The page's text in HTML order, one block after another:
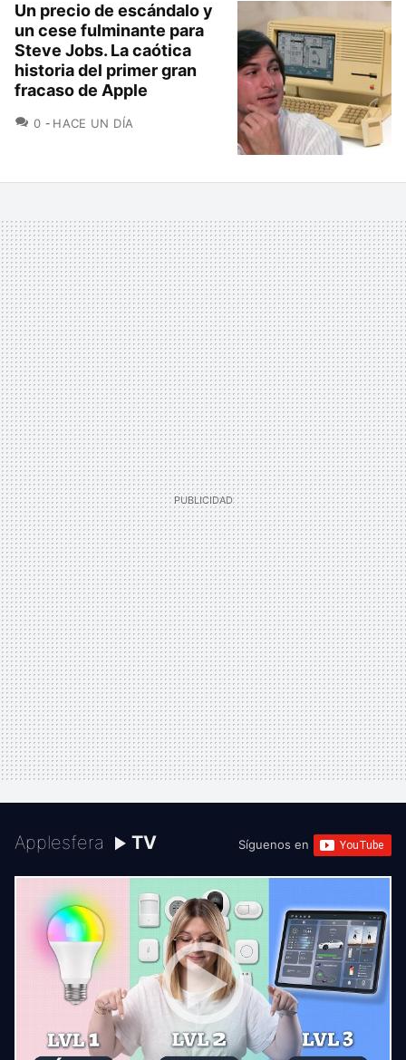
Un precio de escándalo y
un cese fulminante para
Steve Jobs. La caótica
historia del primer gran
fracaso de Apple
0 COMENTARIOS
HACE UN DÍA
Applesfera TV Síguenos en